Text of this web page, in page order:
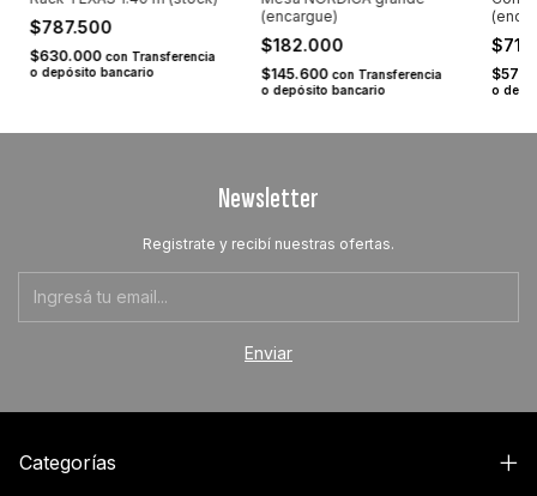
$787.500
$630.000 con Transferencia
o depósito bancario
(encargue)
$182.000
$145.600 con Transferencia
o depósito bancario
o
Newsletter
Registrate y recibí nuestras ofertas.
Categorías